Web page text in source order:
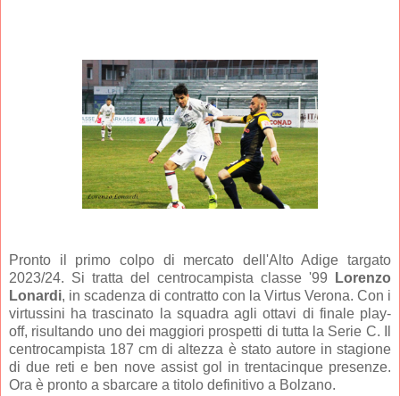
Pronto il primo colpo di mercato dell'Alto Adige targato
2023/24. Si tratta del centrocampista classe '99
Lorenzo
Lonardi, in scadenza di contratto con la Virtus Verona. Con i
virtussini ha trascinato la squadra agli ottavi di finale play-
off, risultando uno dei maggiori prospetti di tutta la Serie C. Il
centrocampista 187 cm di altezza è stato autore in stagione
di due reti e ben nove assist gol in trentacinque presenze.
Ora è pronto a sbarcare a titolo definitivo a Bolzano.